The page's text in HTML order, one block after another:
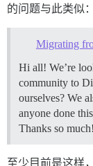
的问题与此类似：
Migrating
Hi all! We’re
community to
ourselves? We
anyone done
Thanks so much!
至少目前是这样